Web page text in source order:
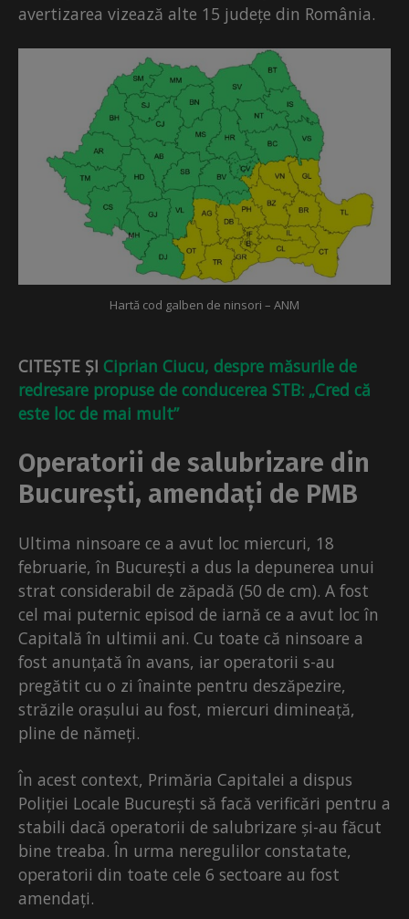
avertizarea vizează alte 15 județe din România.
Hartă cod galben de ninsori – ANM
CITEȘTE ȘI Ciprian Ciucu, despre măsurile de
redresare propuse de conducerea STB: „Cred că
este loc de mai mult”
Operatorii de salubrizare din
București, amendați de PMB
Ultima ninsoare ce a avut loc miercuri, 18
februarie, în București a dus la depunerea unui
strat considerabil de zăpadă (50 de cm). A fost
cel mai puternic episod de iarnă ce a avut loc în
Capitală în ultimii ani. Cu toate că ninsoare a
fost anunțată în avans, iar operatorii s-au
pregătit cu o zi înainte pentru deszăpezire,
străzile orașului au fost, miercuri dimineață,
pline de nămeți.
În acest context, Primăria Capitalei a dispus
Poliției Locale București să facă verificări pentru a
stabili dacă operatorii de salubrizare și-au făcut
bine treaba. În urma neregulilor constatate,
operatorii din toate cele 6 sectoare au fost
amendați.